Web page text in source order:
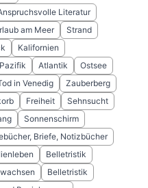
Literatur
am Meer
Strand
Kalifornien
Pazifik Atlantik
Ostsee
in Venedig
Zauberberg
Freiheit
Sehnsucht
Sonnenschirm
Briefe, Notizbücher
Belletristik
Belletristik